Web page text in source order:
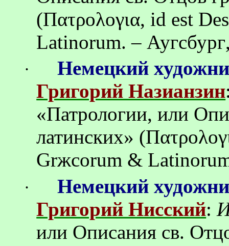
(Πατρολογια, id est
Latinorum. – Аугсбург
·
Немецкий
Григорий Назианзин
«Патрологии, или
латинских»
Grжcorum &
·
Немецкий
Григорий Нисский:
или Описания св.